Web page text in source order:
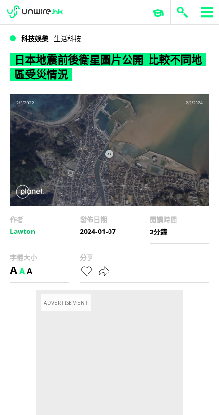
WWDC 2026 ERP 與商業 AI
科技娛樂 生活科技
日本地震前後衛星圖片公開 比較不同地
區受災情況
作者
Lawton
發佈日期
2024-01-07
閱讀時間
2分鐘
字體大小
AAA
分享
ADVERTISEMENT